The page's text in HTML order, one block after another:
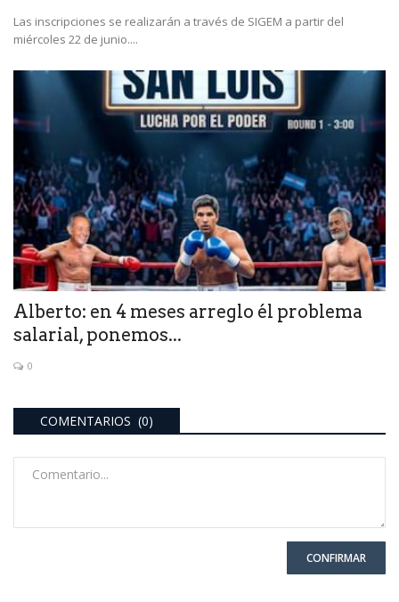
Las inscripciones se realizarán a través de SIGEM a partir del
miércoles 22 de junio....
Alberto: en 4 meses arreglo él problema
salarial, ponemos...
0
COMENTARIOS (0)
CONFIRMAR